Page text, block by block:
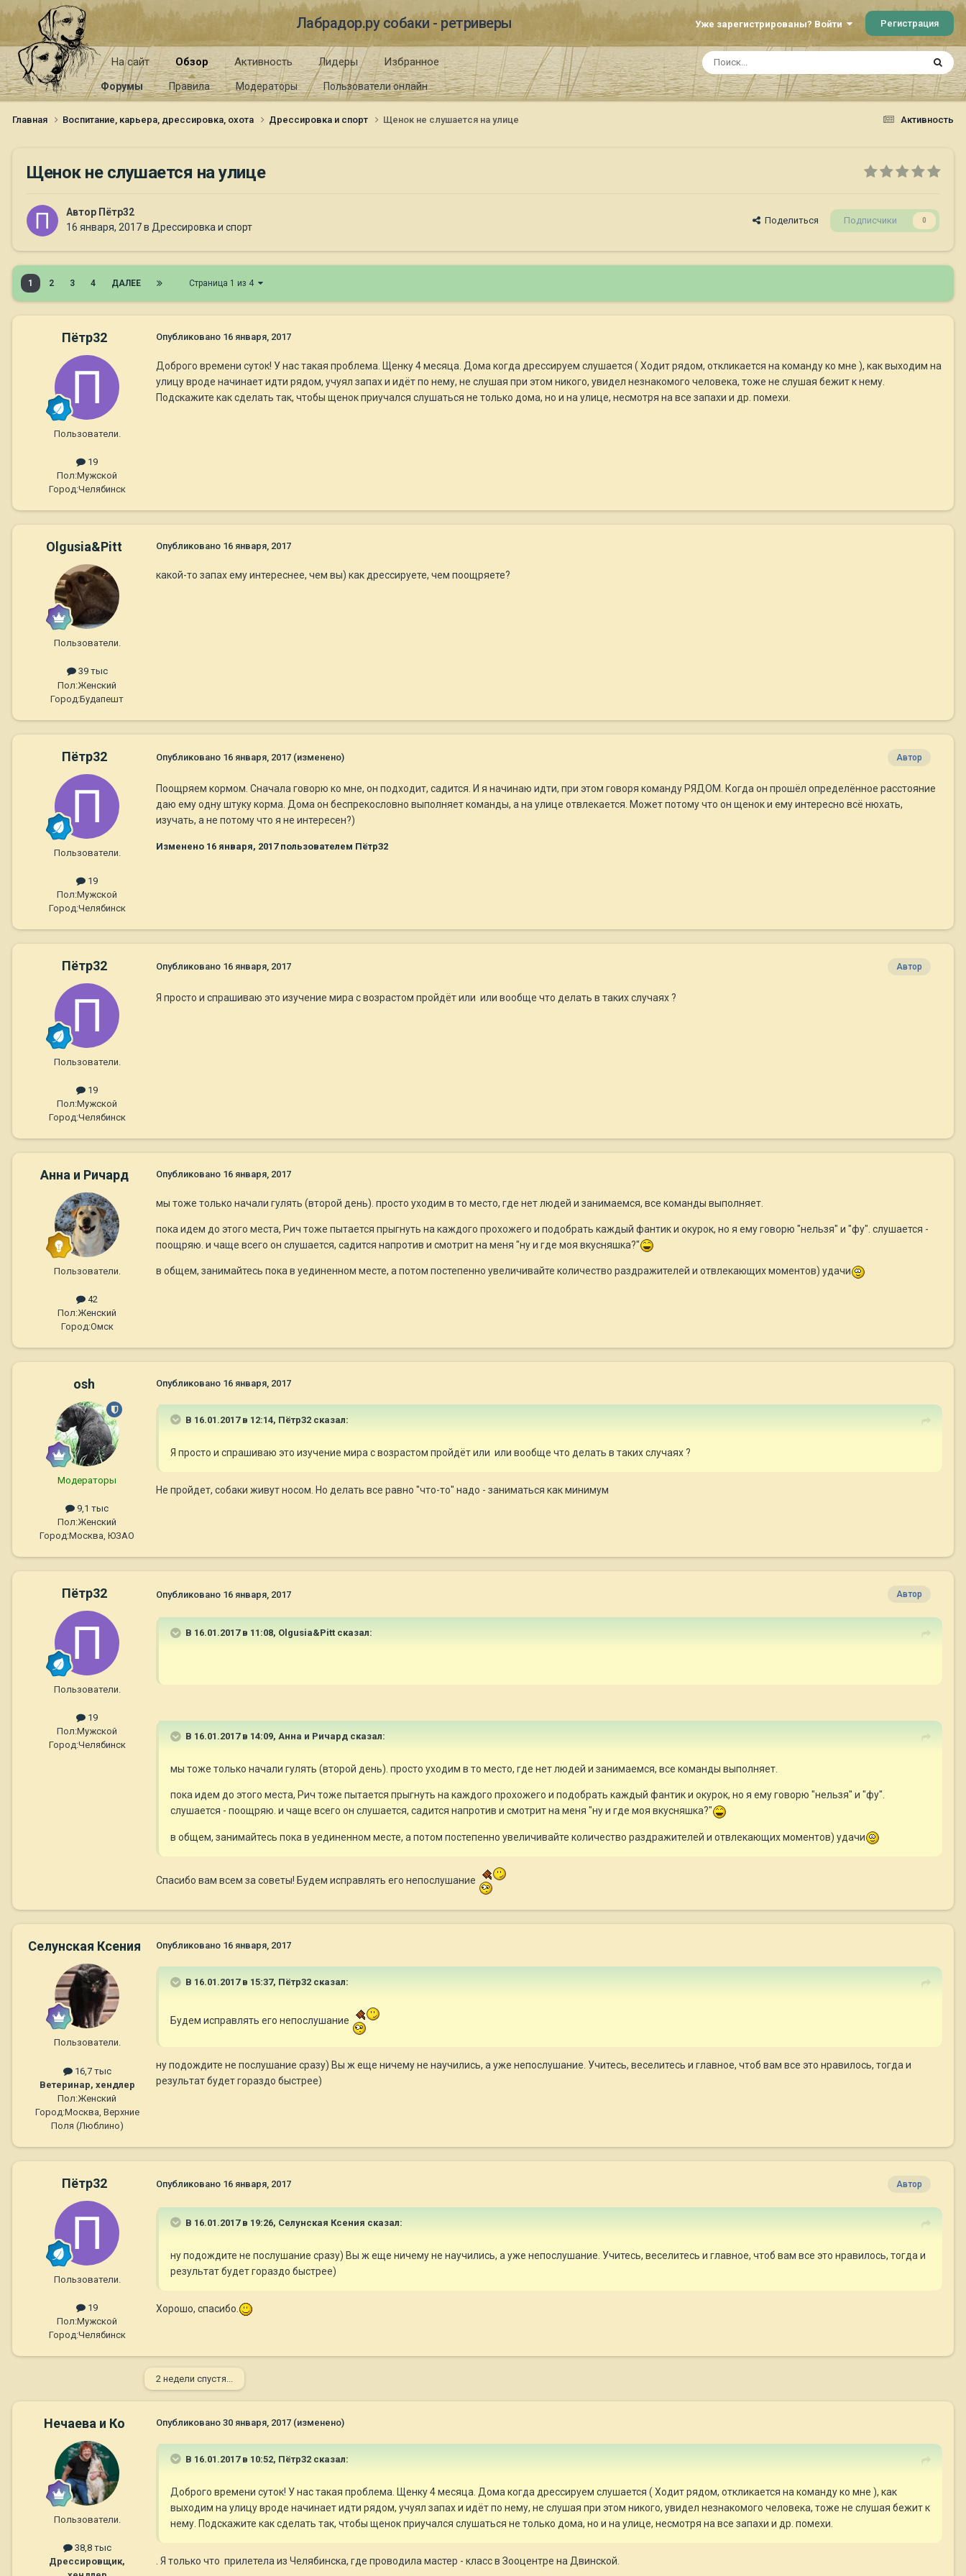
Лабрадор.ру собаки - ретриверы Уже зарегистрированы? Войти Регистрация
На сайт Обзор
Форумы Правила Модераторы Пользователи онлайн
Активность Лидеры Избранное
Активность
Главная Воспитание, карьера, дрессировка, охота Дрессировка и спорт Щенок не слушается на улице
Щенок не слушается на улице
Автор Пётр32
16 января, 2017в Дрессировка и спорт
Поделиться Подписчики 0
1 2 3 4 ДАЛЕЕ Страница 1 из 4
Пётр32
Пользователи.
19
Пол:Мужской
Город:Челябинск
Опубликовано 16 января, 2017
Доброго времени суток! У нас такая проблема. Щенку 4 месяца. Дома когда дрессируем слушается ( Ходит рядом, откликается на команду ко мне ), как выходим на
улицу вроде начинает идти рядом, учуял запах и идёт по нему, не слушая при этом никого, увидел незнакомого человека, тоже не слушая бежит к нему.
Подскажите как сделать так, чтобы щенок приучался слушаться не только дома, но и на улице, несмотря на все запахи и др. помехи.
Olgusia&Pitt
Пользователи.
39 тыс
Пол:Женский
Город:Будапешт
Опубликовано 16 января, 2017
какой-то запах ему интереснее, чем вы) как дрессируете, чем поощряете?
Пётр32
Пользователи.
19
Пол:Мужской
Город:Челябинск
Автор
Опубликовано 16 января, 2017 (изменено)
Поощряем кормом. Сначала говорю ко мне, он подходит, садится. И я начинаю идти, при этом говоря команду РЯДОМ. Когда он прошёл определённое расстояние
даю ему одну штуку корма. Дома он беспрекословно выполняет команды, а на улице отвлекается. Может потому что он щенок и ему интересно всё нюхать,
изучать, а не потому что я не интересен?)
Изменено 16 января, 2017пользователем Пётр32
Пётр32
Пользователи.
19
Пол:Мужской
Город:Челябинск
Автор
Опубликовано 16 января, 2017
Я просто и спрашиваю это изучение мира с возрастом пройдёт или или вообще что делать в таких случаях ?
Анна и Ричард
Пользователи.
42
Пол:Женский
Город:Омск
Опубликовано 16 января, 2017
мы тоже только начали гулять (второй день). просто уходим в то место, где нет людей и занимаемся, все команды выполняет.
пока идем до этого места, Рич тоже пытается прыгнуть на каждого прохожего и подобрать каждый фантик и окурок, но я ему говорю "нельзя" и "фу". слушается -
поощряю. и чаще всего он слушается, садится напротив и смотрит на меня "ну и где моя вкусняшка?"
в общем, занимайтесь пока в уединенном месте, а потом постепенно увеличивайте количество раздражителей и отвлекающих моментов) удачи
osh
Модераторы
9,1 тыс
Пол:Женский
Город:Москва, ЮЗАО
Опубликовано 16 января, 2017
В 16.01.2017 в 12:14, Пётр32 сказал:
Я просто и спрашиваю это изучение мира с возрастом пройдёт или или вообще что делать в таких случаях ?
Не пройдет, собаки живут носом. Но делать все равно "что-то" надо - заниматься как минимум
Пётр32
Пользователи.
19
Пол:Мужской
Город:Челябинск
Автор
Опубликовано 16 января, 2017
В 16.01.2017 в 11:08, Olgusia&Pitt сказал:
В 16.01.2017 в 14:09, Анна и Ричард сказал:
мы тоже только начали гулять (второй день). просто уходим в то место, где нет людей и занимаемся, все команды выполняет.
пока идем до этого места, Рич тоже пытается прыгнуть на каждого прохожего и подобрать каждый фантик и окурок, но я ему говорю "нельзя" и "фу".
слушается - поощряю. и чаще всего он слушается, садится напротив и смотрит на меня "ну и где моя вкусняшка?"
в общем, занимайтесь пока в уединенном месте, а потом постепенно увеличивайте количество раздражителей и отвлекающих моментов) удачи
Спасибо вам всем за советы! Будем исправлять его непослушание
Селунская Ксения
Пользователи.
16,7 тыс
Ветеринар, хендлер
Пол:Женский
Город:Москва, Верхние
Поля (Люблино)
Опубликовано 16 января, 2017
В 16.01.2017 в 15:37, Пётр32 сказал:
Будем исправлять его непослушание
ну подождите не послушание сразу) Вы ж еще ничему не научились, а уже непослушание. Учитесь, веселитесь и главное, чтоб вам все это нравилось, тогда и
результат будет гораздо быстрее)
Пётр32
Пользователи.
19
Пол:Мужской
Город:Челябинск
Автор
Опубликовано 16 января, 2017
В 16.01.2017 в 19:26, Селунская Ксения сказал:
ну подождите не послушание сразу) Вы ж еще ничему не научились, а уже непослушание. Учитесь, веселитесь и главное, чтоб вам все это нравилось, тогда и
результат будет гораздо быстрее)
Хорошо, спасибо.
2 недели спустя...
Нечаева и Ко
Пользователи.
38,8 тыс
Дрессировщик,
Опубликовано 30 января, 2017 (изменено)
В 16.01.2017 в 10:52, Пётр32 сказал:
Доброго времени суток! У нас такая проблема. Щенку 4 месяца. Дома когда дрессируем слушается ( Ходит рядом, откликается на команду ко мне ), как
выходим на улицу вроде начинает идти рядом, учуял запах и идёт по нему, не слушая при этом никого, увидел незнакомого человека, тоже не слушая бежит к
нему. Подскажите как сделать так, чтобы щенок приучался слушаться не только дома, но и на улице, несмотря на все запахи и др. помехи.
. Я только что прилетела из Челябинска, где проводила мастер - класс в Зооцентре на Двинской.